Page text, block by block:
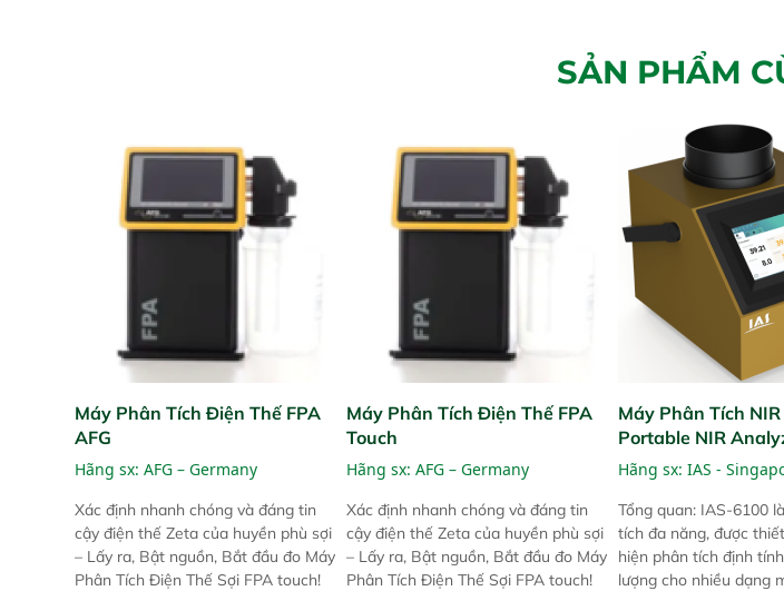
SẢN PHẨM
Máy Phân Tích Điện Thế FPA
AFG
Hãng sx: AFG – Germany
Xác định nhanh chóng và đáng tin
cậy điện thế Zeta của huyền phù sợi
– Lấy ra, Bật nguồn, Bắt đầu đo Máy
Phân Tích Điện Thế Sợi FPA touch!
Máy Phân Tích Điện Thế FPA
Touch
Hãng sx: AFG – Germany
Xác định nhanh chóng và đáng tin
cậy điện thế Zeta của huyền phù sợi
– Lấy ra, Bật nguồn, Bắt đầu đo Máy
Phân Tích Điện Thế Sợi FPA touch!
Máy Phân Tích
Portable NIR
6100
Hãng sx: IAS -
Tổng quan: IAS-6100
tích đa năng, được
hiện phân tích định
lượng cho nhiều dạng